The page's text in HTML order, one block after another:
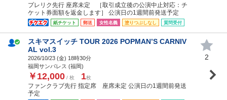
プレリク先行 座席未定 ［取引成立後の公演中止対応：チ
ケット券面額を返金します］ 公演日の1週間前発送予定
紙チケット 郵送 女性名義 塗りつぶしなし 質問受付
スキマスイッチ TOUR 2026 POPMAN’S CARNIV
AL vol.3
2026/10/23 (金) 18時30分
福岡サンパレス (福岡)
￥12,000 / 枚 1枚
ファンクラブ先行 指定席 座席未定 公演日の1週間前発送
予定
2